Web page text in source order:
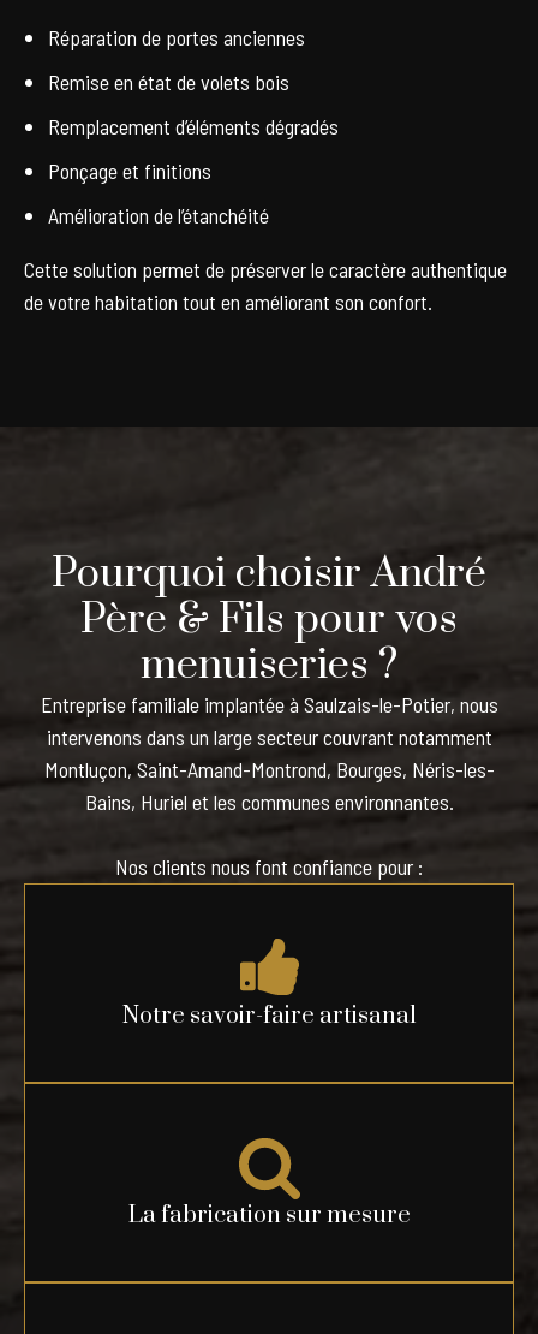
Réparation de portes anciennes
Remise en état de volets bois
Remplacement d’éléments dégradés
Ponçage et finitions
Amélioration de l’étanchéité
Cette solution permet de préserver le caractère authentique
de votre habitation tout en améliorant son confort.
Pourquoi choisir André
Père & Fils pour vos
menuiseries ?
Entreprise familiale implantée à Saulzais-le-Potier, nous
intervenons dans un large secteur couvrant notamment
Montluçon, Saint-Amand-Montrond, Bourges, Néris-les-
Bains, Huriel et les communes environnantes.
Nos clients nous font confiance pour :
Notre savoir-faire artisanal
La fabrication sur mesure